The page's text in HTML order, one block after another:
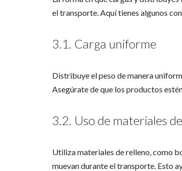
el transporte. Aquí tienes algunos
3.1. Carga uniforme
Distribuye el peso de manera
Asegúrate de que los productos
3.2. Uso de materiales
Utiliza materiales de relleno, como
muevan durante el transporte. Esto